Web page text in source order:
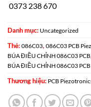
0373 238 670
Danh mục: Uncategorized
Thẻ: 086C03, 086C03 PCB
BÚA ĐIỀU CHỈNH 086C03 PCB
BÚA ĐIỀU CHỈNH 086C03
Thương hiệu: PCB